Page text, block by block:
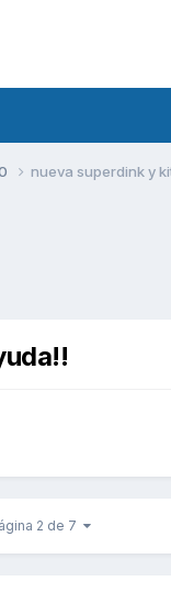
nueva superdink y
2 de 7